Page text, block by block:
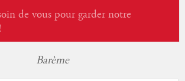
de vous pour garder notre
Barème